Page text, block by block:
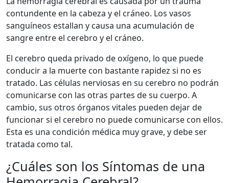
contundente en la cabeza y el cráneo. Los vasos
sanguíneos estallan y causa una acumulación de
sangre entre el cerebro y el cráneo.
El cerebro queda privado de oxígeno, lo que puede
conducir a la muerte con bastante rapidez si no es
tratado. Las células nerviosas en su cerebro no podrán
comunicarse con las otras partes de su cuerpo. A
cambio, sus otros órganos vitales pueden dejar de
funcionar si el cerebro no puede comunicarse con ellos.
Esta es una condición médica muy grave, y debe ser
tratada como tal.
¿Cuáles son los Síntomas de una